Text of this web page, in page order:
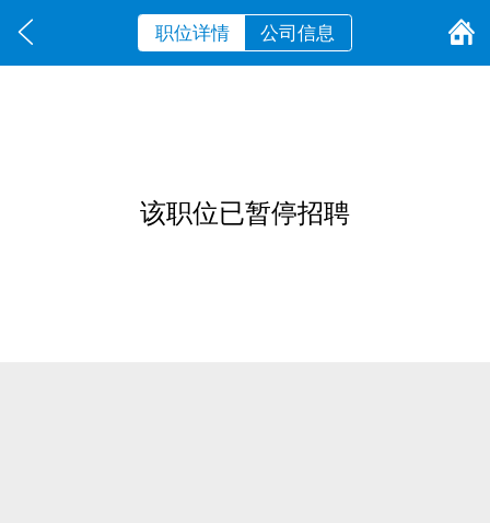
职位详情 公司信息
该职位已暂停招聘